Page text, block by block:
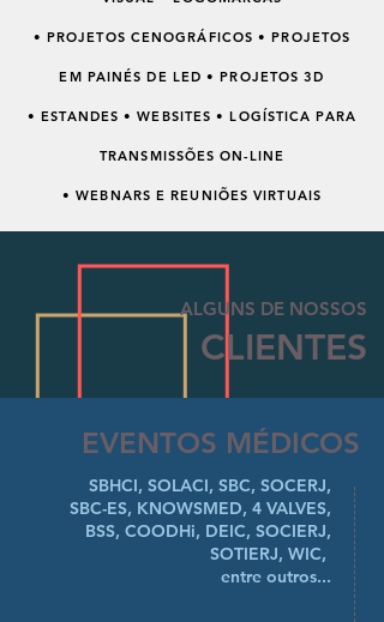
• PROJETOS CENOGRÁFICOS • PROJETOS
EM PAINÉS DE LED • PROJETOS 3D
• ESTANDES • WEBSITES • LOGÍSTICA PARA
TRANSMISSÕES ON-LINE
• WEBNARS E REUNIÕES VIRTUAIS
ALGUNS DE NOSSOS
CLIENTES
EVENTOS MÉDICOS
SBHCI, SOLACI, SBC, SOCERJ,
SBC-ES, KNOWSMED, 4 VALVES,
BSS, COODHi, DEIC, SOCIERJ,
SOTIERJ, WIC,
entre outros...